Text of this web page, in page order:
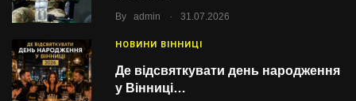
By admin . 31.07.2026
НОВИНИ ВІННИЦІ
Де відсвяткувати день народження
у Вінниці…